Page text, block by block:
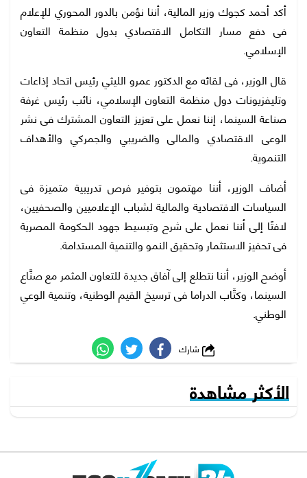
أكد أحمد كجوك وزير المالية، أننا نؤمن بالدور المحوري للإعلام
فى دفع مسار التكامل الاقتصادي بدول منظمة التعاون
الإسلامي.
قال الوزير، فى لقائه مع الدكتور عمرو الليثي رئيس اتحاد إذاعات
وتليفزيونات دول منظمة التعاون الإسلامي، نائب رئيس غرفة
صناعة السينما، إننا نعمل على تعزيز التعاون المشترك فى نشر
الوعى الاقتصادي والمالى والضريبي والجمركي والأهداف
التنموية.
أضاف الوزير، أننا مهتمون بتوفير فرص تدريبية متميزة فى
السياسات الاقتصادية والمالية لشباب الإعلاميين والصحفيين،
لافتًا إلى أننا نعمل على شرح وتبسيط جهود الحكومة المصرية
فى تحفيز الاستثمار وتحقيق النمو والتنمية المستدامة.
أوضح الوزير، أننا نتطلع إلى آفاق جديدة للتعاون المثمر مع صنَّاع
السينما، وكتَّاب الدراما فى ترسيخ القيم الوطنية، وتنمية الوعي
الوطني.
الأكثر مشاهدة